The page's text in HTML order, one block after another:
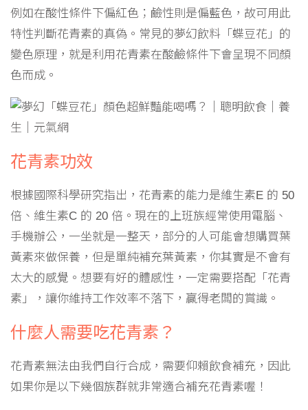
例如在酸性條件下偏紅色；鹼性則是偏藍色，故可用此
特性判斷花青素的真偽。常見的夢幻飲料「蝶豆花」的
變色原理，就是利用花青素在酸鹼條件下會呈現不同顏
色而成。
花青素功效
根據國際科學研究指出，花青素的能力是維生素E 的 50
倍、維生素C 的 20 倍。現在的上班族經常使用電腦、
手機辦公，一坐就是一整天，部分的人可能會想購買葉
黃素來做保養，但是單純補充葉黃素，你其實是不會有
太大的感覺。想要有好的體感性，一定需要搭配「花青
素」，讓你維持工作效率不落下，贏得老闆的賞識。
什麼人需要吃花青素？
花青素無法由我們自行合成，需要仰賴飲食補充，因此
如果你是以下幾個族群就非常適合補充花青素喔！